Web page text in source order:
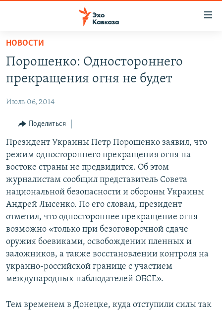
Вернуться
основному
содержанию
Вернутся
навигации
Вернутся
поиску
ТБИЛИСИ
СУХУМИ
ЦХИНВАЛИ
ВЕСЬ КАВКАЗ
СЕВЕРНЫЙ КАВКАЗ
АРМЕНИЯ
АЗЕРБАЙДЖАН
ТЕМЫ
ПОЛИТИКА
ЭКОНОМИКА
ОБЩЕСТВО
КУЛЬТУРА
СПОРТ
РУБРИКИ
НЕКРУГЛЫЙ СТОЛ
ГОСТЬ НЕДЕЛИ
ПОЗИЦИЯ
БЛОГИ
ЧИТАЕМ ПРЕССУ
МУЛЬТИМЕДИА
ВИДЕО
ФОТО
АУДИО
ПОДКАСТЫ
АРХИВ РАДИОПРОГРАММЫ
ПРИСОЕДИНЯЙТЕСЬ!
Все сайты РСЕ/РС
НОВОСТИ
Порошенко: Одностороннего
прекращения огня не будет
Июль 06, 2014
Поделиться
Президент Украины Петр Порошенко заявил, что
режим одностороннего прекращения огня на
востоке страны не предвидится. Об этом
журналистам сообщил представитель Совета
национальной безопасности и обороны Украины
Андрей Лысенко. По его словам, президент
отметил, что одностороннее прекращение огня
возможно «только при безоговорочной сдаче
оружия боевиками, освобождении пленных и
заложников, а также восстановлении контроля на
украино-российской границе с участием
международных наблюдателей ОБСЕ».
Тем временем в Донецке, куда отступили силы так